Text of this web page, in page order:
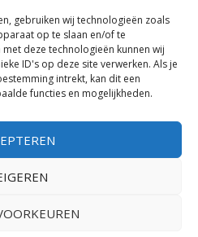
gebruiken wij technologieën zoals
op te slaan en/of te
deze technologieën kunnen wij
ID's op deze site verwerken. Als je
intrekt, kan dit een
functies en mogelijkheden.
| Mogelijk gemaakt door